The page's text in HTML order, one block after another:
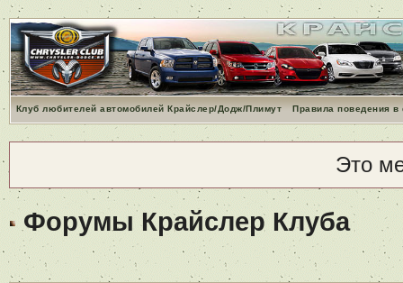
Клуб любителей автомобилей Крайслер/Додж/Плимут Правила поведения
Это
Форумы Крайслер Клуба